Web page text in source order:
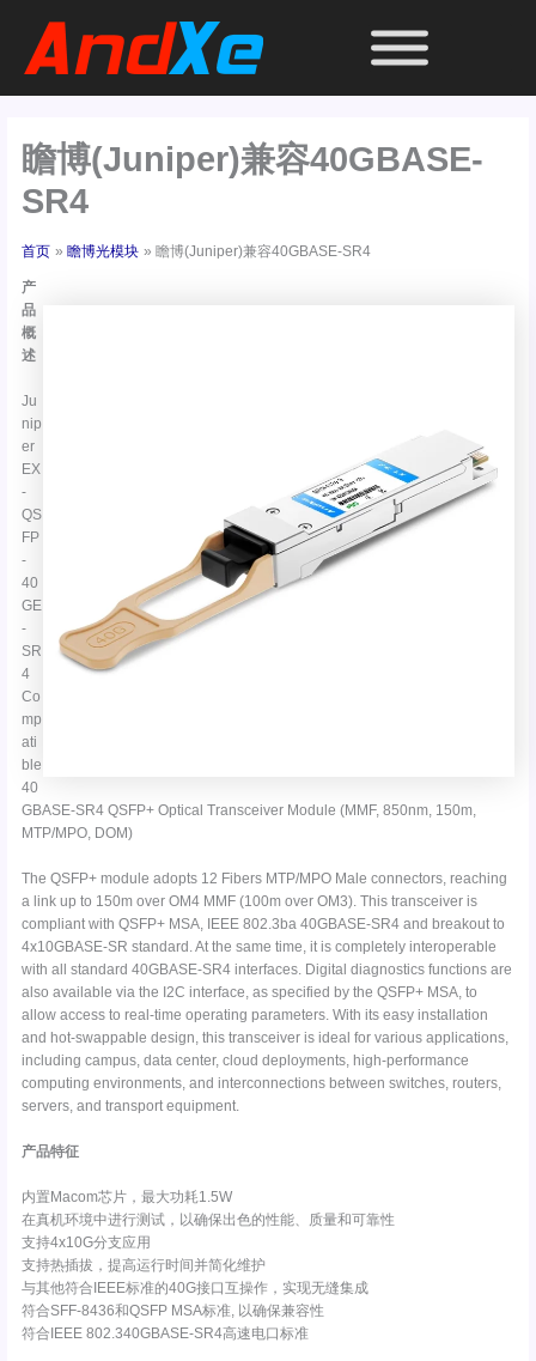
瞻博(Juniper)兼容40GBASE-
SR4
首页 瞻博光模块 瞻博(Juniper)兼容40GBASE-SR4
产
品
概
述
Ju
nip
er
EX
-
QS
FP
-
40
GE
-
SR
4
Co
mp
ati
ble
40
GBASE-SR4 QSFP+ Optical Transceiver Module (MMF, 850nm, 150m,
MTP/MPO, DOM)
The QSFP+ module adopts 12 Fibers MTP/MPO Male connectors, reaching
a link up to 150m over OM4 MMF (100m over OM3). This transceiver is
compliant with QSFP+ MSA, IEEE 802.3ba 40GBASE-SR4 and breakout to
4x10GBASE-SR standard. At the same time, it is completely interoperable
with all standard 40GBASE-SR4 interfaces. Digital diagnostics functions are
also available via the I2C interface, as specified by the QSFP+ MSA, to
allow access to real-time operating parameters. With its easy installation
and hot-swappable design, this transceiver is ideal for various applications,
including campus, data center, cloud deployments, high-performance
computing environments, and interconnections between switches, routers,
servers, and transport equipment.
产品特征
内置Macom芯片，最大功耗1.5W
在真机环境中进行测试，以确保出色的性能、质量和可靠性
支持4x10G分支应用
支持热插拔，提高运行时间并简化维护
与其他符合IEEE标准的40G接口互操作，实现无缝集成
符合SFF-8436和QSFP MSA标准, 以确保兼容性
符合IEEE 802.340GBASE-SR4高速电口标准